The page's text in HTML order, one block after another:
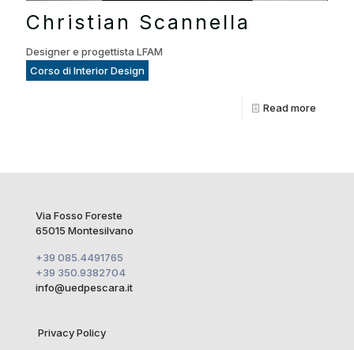
Christian Scannella
Designer e progettista LFAM
Corso di Interior Design
Read more
Via Fosso Foreste
65015 Montesilvano
+39 085.4491765
+39 350.9382704
info@uedpescara.it
Privacy Policy